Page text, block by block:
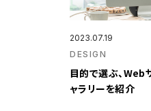
2023.07.19
DESIGN
目的で選ぶ、Web
ャラリーを紹介